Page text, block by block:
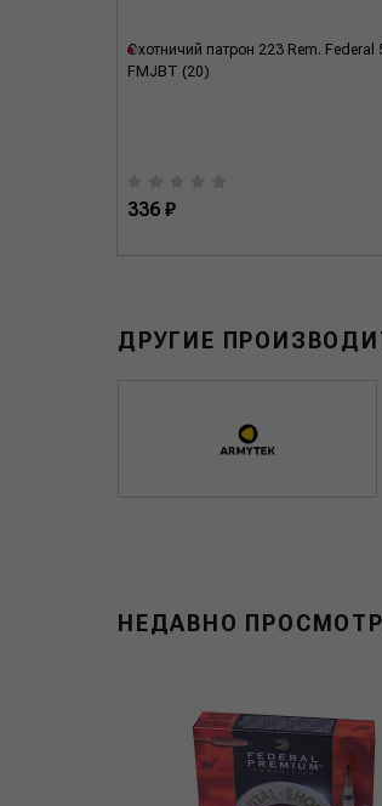
Охотничий патрон 223 Rem. Federal
FMJBT (20)
336 ₽
ДРУГИЕ
НЕДАВНО